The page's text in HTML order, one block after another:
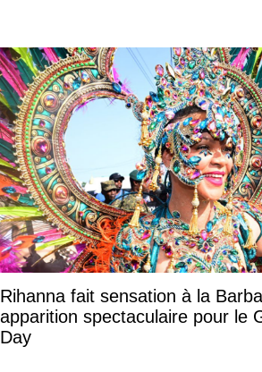
Rihanna fait sensation à la
apparition spectaculaire pour le
Day